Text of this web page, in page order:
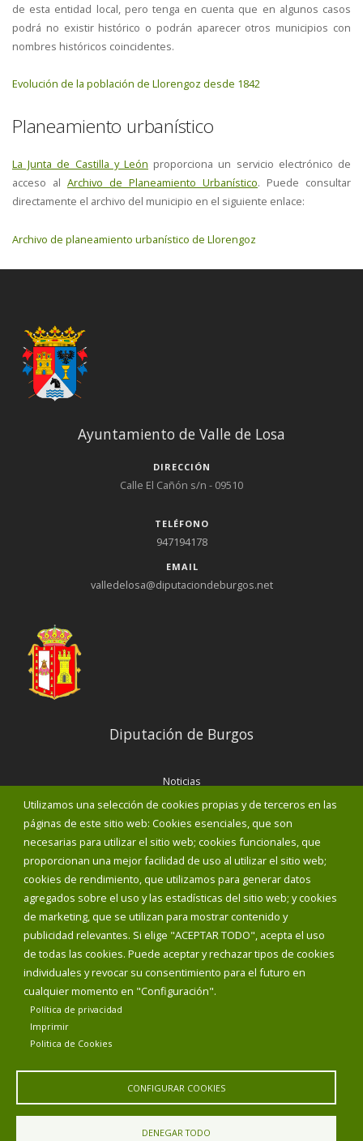
de esta entidad local, pero tenga en cuenta que en algunos casos
podrá no existir histórico o podrán aparecer otros municipios con
nombres históricos coincidentes.
Evolución de la población de Llorengoz desde 1842
Planeamiento urbanístico
La Junta de Castilla y León proporciona un servicio electrónico de
acceso al Archivo de Planeamiento Urbanístico. Puede consultar
directamente el archivo del municipio en el siguiente enlace:
Archivo de planeamiento urbanístico de Llorengoz
Utilizamos una selección de cookies propias y de terceros en las
páginas de este sitio web: Cookies esenciales, que son
necesarias para utilizar el sitio web; cookies funcionales, que
proporcionan una mejor facilidad de uso al utilizar el sitio web;
cookies de rendimiento, que utilizamos para generar datos
agregados sobre el uso y las estadísticas del sitio web; y cookies
de marketing, que se utilizan para mostrar contenido y
publicidad relevantes. Si elige "ACEPTAR TODO", acepta el uso
de todas las cookies. Puede aceptar y rechazar tipos de cookies
individuales y revocar su consentimiento para el futuro en
cualquier momento en "Configuración".
Política de privacidad
Imprimir
Politica de Cookies
CONFIGURAR COOKIES
DENEGAR TODO
Ayuntamiento de Valle de Losa
DIRECCIÓN
Calle El Cañón s/n - 09510
TELÉFONO
947194178
EMAIL
valledelosa@diputaciondeburgos.net
Diputación de Burgos
Noticias
Eventos
Corporación Municipal
Teléfonos de interés
INICIAR SESIÓN
MAPA WEB